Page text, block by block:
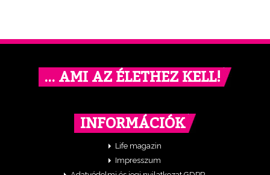
… AMI AZ ÉLETHEZ KELL!
INFORMÁCIÓK
Life magazin
Impresszum